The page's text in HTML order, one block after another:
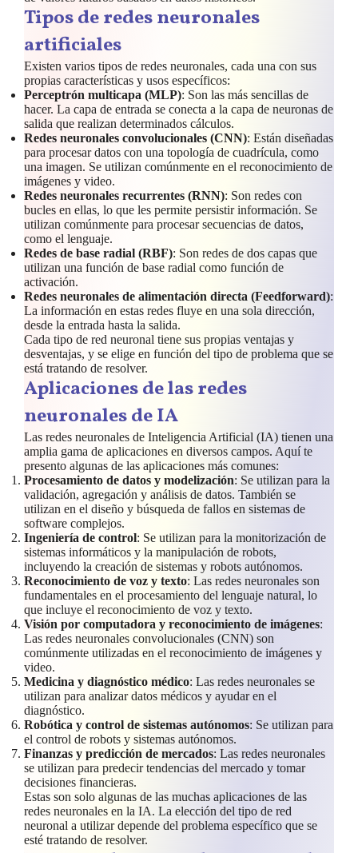
Tipos de redes neuronales
artificiales
Existen varios tipos de redes neuronales, cada una con sus
propias características y usos específicos:
Perceptrón multicapa (MLP): Son las más sencillas de
hacer. La capa de entrada se conecta a la capa de neuronas de
salida que realizan determinados cálculos.
Redes neuronales convolucionales (CNN): Están diseñadas
para procesar datos con una topología de cuadrícula, como
una imagen. Se utilizan comúnmente en el reconocimiento de
imágenes y video.
Redes neuronales recurrentes (RNN): Son redes con
bucles en ellas, lo que les permite persistir información. Se
utilizan comúnmente para procesar secuencias de datos,
como el lenguaje.
Redes de base radial (RBF): Son redes de dos capas que
utilizan una función de base radial como función de
activación.
Redes neuronales de alimentación directa (Feedforward):
La información en estas redes fluye en una sola dirección,
desde la entrada hasta la salida.
Cada tipo de red neuronal tiene sus propias ventajas y
desventajas, y se elige en función del tipo de problema que se
está tratando de resolver.
Aplicaciones de las redes
neuronalesde IA
Las redes neuronales de Inteligencia Artificial (IA) tienen una
amplia gama de aplicaciones en diversos campos. Aquí te
presento algunas de las aplicaciones más comunes:
Procesamiento de datos y modelización: Se utilizan para la
validación, agregación y análisis de datos. También se
utilizan en el diseño y búsqueda de fallos en sistemas de
software complejos.
Ingeniería de control: Se utilizan para la monitorización de
sistemas informáticos y la manipulación de robots,
incluyendo la creación de sistemas y robots autónomos.
Reconocimiento de voz y texto: Las redes neuronales son
fundamentales en el procesamiento del lenguaje natural, lo
que incluye el reconocimiento de voz y texto.
Visión por computadora y reconocimiento de imágenes:
Las redes neuronales convolucionales (CNN) son
comúnmente utilizadas en el reconocimiento de imágenes y
video.
Medicina y diagnóstico médico: Las redes neuronales se
utilizan para analizar datos médicos y ayudar en el
diagnóstico.
Robótica y control de sistemas autónomos: Se utilizan para
el control de robots y sistemas autónomos.
Finanzas y predicción de mercados: Las redes neuronales
se utilizan para predecir tendencias del mercado y tomar
decisiones financieras.
Estas son solo algunas de las muchas aplicaciones de las
redes neuronales en la IA. La elección del tipo de red
neuronal a utilizar depende del problema específico que se
esté tratando de resolver.